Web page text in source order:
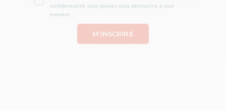
confidentialité, vous pouvez vous désinscrire à tout
moment.